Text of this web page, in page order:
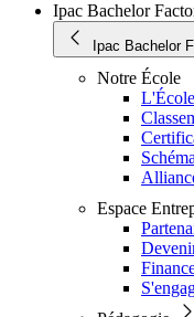
Ipac Bachelor
Ipac Bachelor
Notre École
Espace